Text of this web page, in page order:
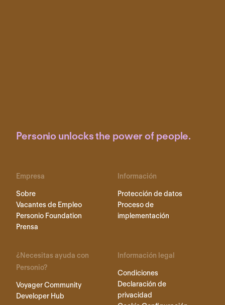
Personio unlocks the power of people.
Empresa
Sobre
Vacantes de Empleo
Personio Foundation
Prensa
Información
Protección de datos
Proceso de
implementación
¿Necesitas ayuda con
Personio?
Voyager Community
Developer Hub
Información legal
Condiciones
Declaración de
privacidad